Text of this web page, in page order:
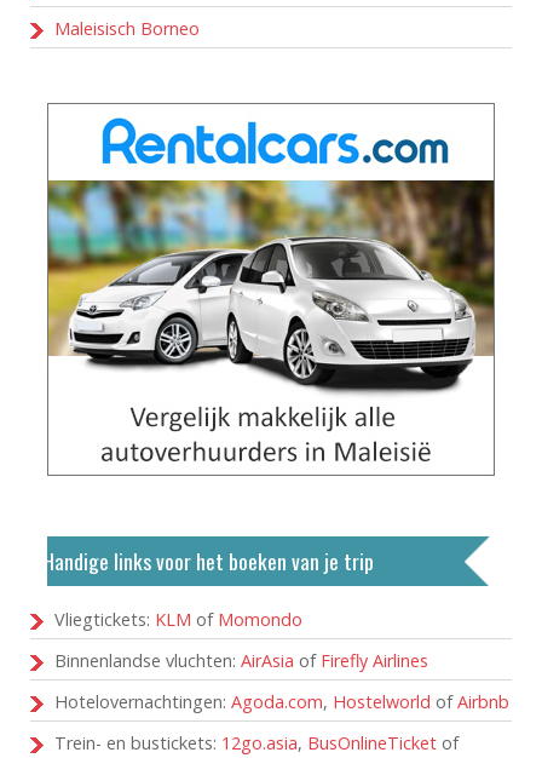
Maleisisch Borneo
Handige links voor het boeken van je trip
Vliegtickets: KLM of Momondo
Binnenlandse vluchten: AirAsia of Firefly Airlines
Hotelovernachtingen: Agoda.com, Hostelworld ofAirbnb
Trein- en bustickets: 12go.asia, BusOnlineTicket of